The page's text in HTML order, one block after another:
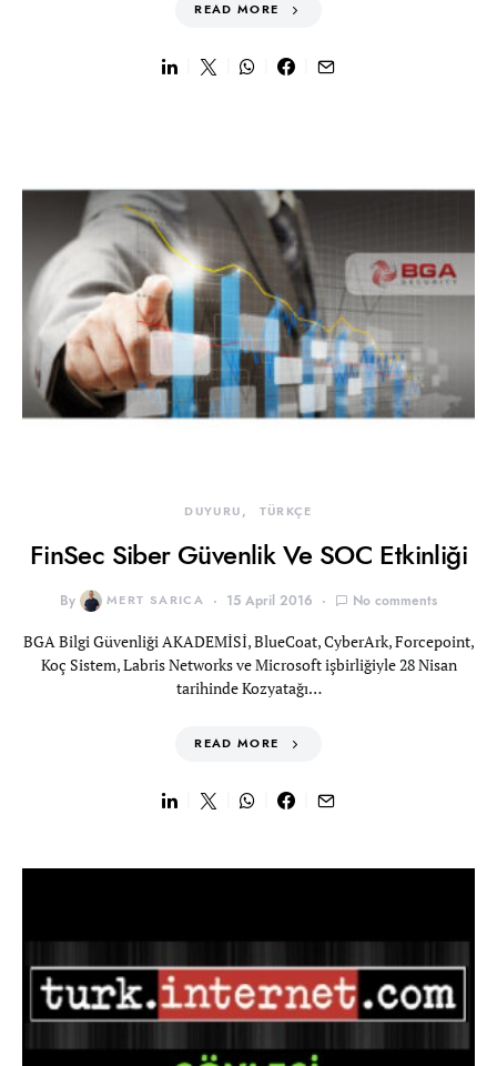
READ MORE
DUYURU TÜRKÇE
FinSec Siber Güvenlik Ve SOC Etkinliği
By MERT SARICA 15 April 2016 No comments
BGA Bilgi Güvenliği AKADEMİSİ, BlueCoat, CyberArk, Forcepoint,
Koç Sistem, Labris Networks ve Microsoft işbirliğiyle 28 Nisan
tarihinde Kozyatağı…
READ MORE